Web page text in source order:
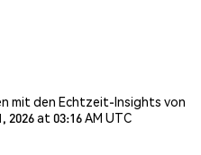
mit den Echtzeit-Insights von
at 03:16 AM UTC